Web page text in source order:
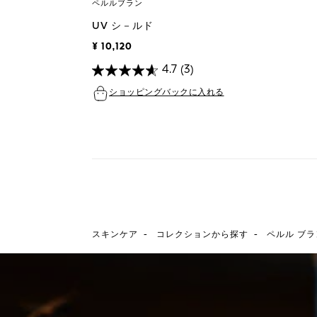
ペルルブラン
UV シ－ルド
¥ 10,120
4.7 (3)
ショッピングバックに入れる
スキンケア - コレクションから探す - ペルル ブラ